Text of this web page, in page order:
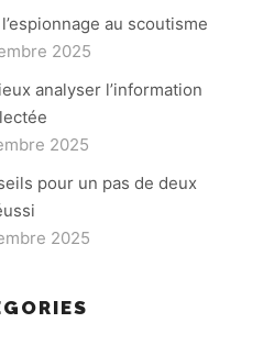
au scoutisme
2025
analyser l’information
2025
pour un pas de deux
2025